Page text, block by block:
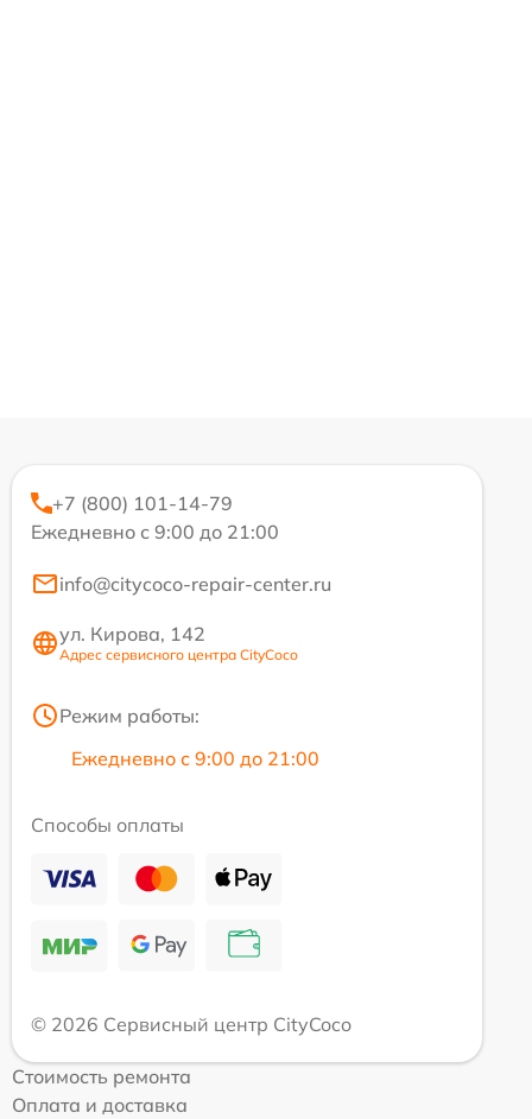
+7 (800) 101-14-79
Ежедневно с 9:00 до 21:00
info@citycoco-repair-center.ru
ул. Кирова, 142
Адрес сервисного центра CityCoco
Режим работы:
Ежедневно с 9:00 до 21:00
Способы оплаты
© 2026 Сервисный центр CityCoco
Стоимость ремонта
Оплата и доставка